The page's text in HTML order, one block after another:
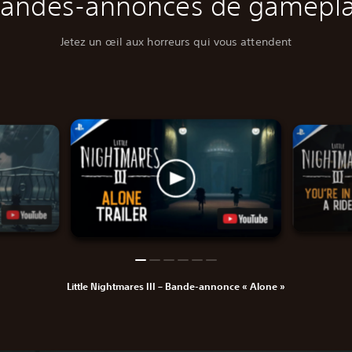
Jetez un œil aux horreurs qui vous attendent
Little Nightmares III – Bande-annonce « Alone »